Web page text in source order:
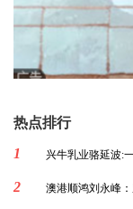
热点排行
1
兴牛乳业骆延波:
2 澳港顺鸿刘永峰